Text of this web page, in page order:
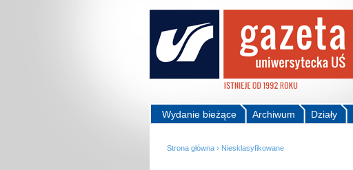
Działy
Archiwum
Wydanie bieżące
Strona główna › Niesklasyfikowane